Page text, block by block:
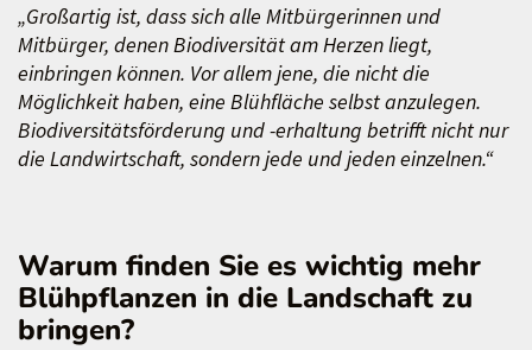
„Großartig ist, dass sich alle Mitbürgerinnen und
Mitbürger, denen Biodiversität am Herzen liegt,
einbringen können. Vor allem jene, die nicht die
Möglichkeit haben, eine Blühfläche selbst anzulegen.
Biodiversitätsförderung und -erhaltung betrifft nicht nur
die Landwirtschaft, sondern jede und jeden einzelnen.“
Warum finden Sie es wichtig mehr
Blühpflanzen in die Landschaft zu
bringen?